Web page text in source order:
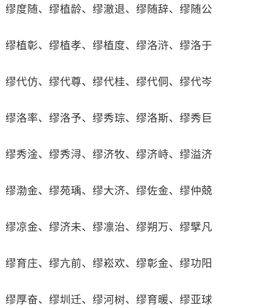
缪度随、缪植龄、缪澈退、缪随辞、缪随公
缪植彰、缪植孝、缪植度、缪洛浒、缪洛于
缪代仿、缪代尊、缪代桂、缪代侗、缪代岑
缪洛率、缪洛予、缪秀琮、缪洛斯、缪秀巨
缪秀淦、缪秀浔、缪济牧、缪济峙、缪溢济
缪渤金、缪苑瑀、缪大济、缪佐金、缪仲兢
缪凉金、缪济未、缪凛治、缪朔万、缪擘凡
缪育庄、缪亢前、缪崧欢、缪彰金、缪功阳
缪厚奋、缪圳迁、缪河树、缪育暖、缪亚球